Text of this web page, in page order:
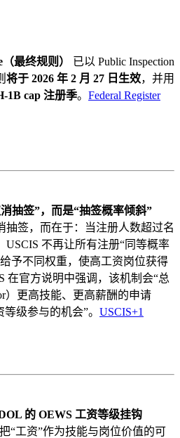
最终规则）
已以 Public Inspection
将于 2026 年 2 月 27 日生效，并用
1B cap 注册季。 Federal Register
抽签”，而是“抽签概率倾斜”
抽签，而在于：当注册人数超过名
不再让所有注册“同等概率
予不同权重，使高工资岗位获得
在官方说明中强调，该机制会“总
）更高技能、更高薪酬的申请
级参与的机会”。 USCIS+1
的 OEWS 工资等级挂钩
“工资”作为技能与岗位价值的可